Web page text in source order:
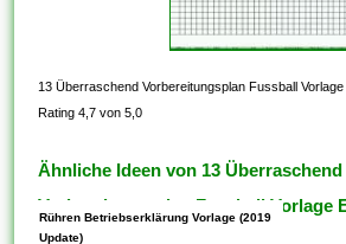
13 Überraschend Vorbereitungsplan Fussball
Rating 4,7 von 5,0
Ähnliche Ideen von 13 Überraschend
Vorbereitungsplan Fussball Vorlage
Rühren Betriebserklärung Vorlage (2019
Update)